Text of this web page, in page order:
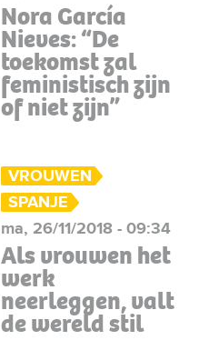
Nora García
Nieves: “De
toekomst zal
feministisch zijn
of niet zijn”
VROUWEN
SPANJE
ma, 26/11/2018 - 09:34
Als vrouwen het
werk
neerleggen, valt
de wereld stil